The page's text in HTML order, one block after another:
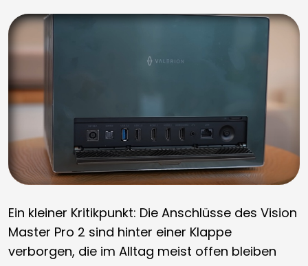
Ein kleiner Kritikpunkt: Die Anschlüsse des Vision
Master Pro 2 sind hinter einer Klappe
verborgen, die im Alltag meist offen bleiben